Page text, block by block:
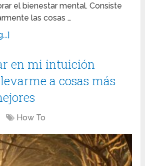
el bienestar mental. Consiste
las cosas …
en mi intuición
a cosas más
How To